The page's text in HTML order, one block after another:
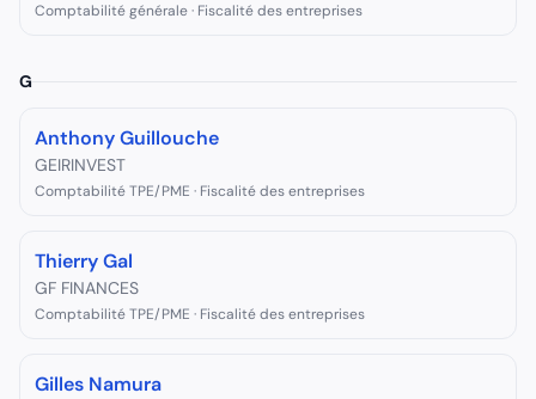
Comptabilité générale · Fiscalité des entreprises
G
Anthony Guillouche
GEIRINVEST
Comptabilité TPE/PME · Fiscalité des entreprises
Thierry Gal
GF FINANCES
Comptabilité TPE/PME · Fiscalité des entreprises
Gilles Namura